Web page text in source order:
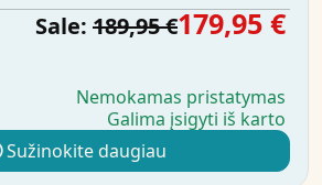
Sale: 189,95 €179,95 €
Nemokamas pristatymas
Galima įsigyti iš karto
Sužinokite daugiau